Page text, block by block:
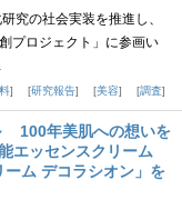
究の社会実装を推進し、
プロジェクト」に参画い
研究報告 美容 調査
100年美肌への想いを
エッセンスクリーム
ム デコラシオン」を